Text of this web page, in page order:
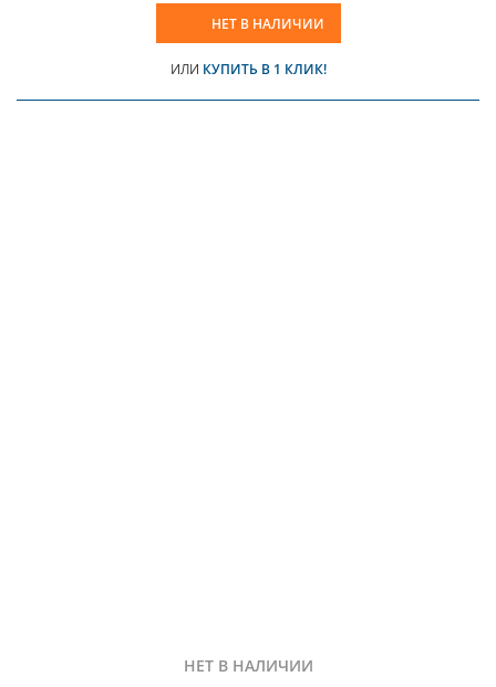
НЕТ В НАЛИЧИИ
ИЛИ КУПИТЬ В 1 КЛИК!
НЕТ В НАЛИЧИИ